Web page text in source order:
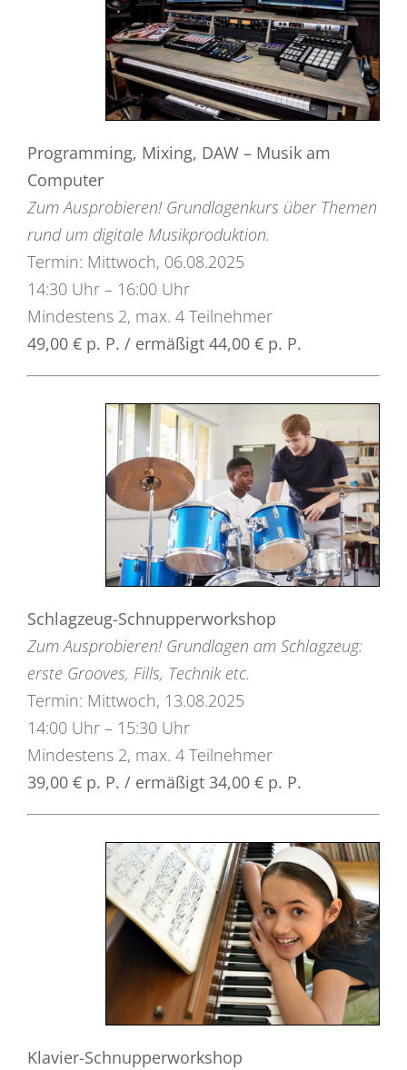
Programming, Mixing, DAW – Musik am
Computer
Zum Ausprobieren! Grundlagenkurs über Themen
rund um digitale Musikproduktion.
Termin: Mittwoch, 06.08.2025
14:30 Uhr – 16:00 Uhr
Mindestens 2, max. 4 Teilnehmer
49,00 € p. P. / ermäßigt 44,00 € p. P.
Schlagzeug-Schnupperworkshop
Zum Ausprobieren! Grundlagen am Schlagzeug:
erste Grooves, Fills, Technik etc.
Termin: Mittwoch, 13.08.2025
14:00 Uhr – 15:30 Uhr
Mindestens 2, max. 4 Teilnehmer
39,00 € p. P. / ermäßigt 34,00 € p. P.
Klavier-Schnupperworkshop